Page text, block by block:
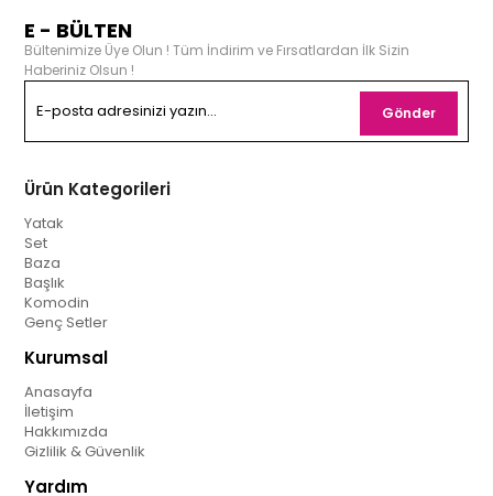
E - BÜLTEN
Bültenimize Üye Olun ! Tüm İndirim ve Fırsatlardan İlk Sizin
Haberiniz Olsun !
Gönder
Ürün Kategorileri
Yatak
Set
Baza
Başlık
Komodin
Genç Setler
Kurumsal
Anasayfa
İletişim
Hakkımızda
Gizlilik & Güvenlik
Yardım